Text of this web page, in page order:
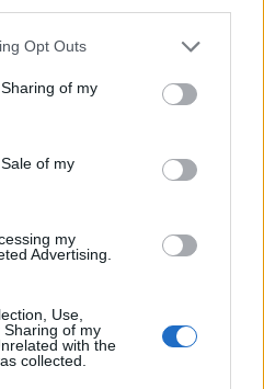
app uses one or more Google
behaviour. You may click to
and its third-party tags to
purposes in below Google
Opt Outs
of my
of my
my
Advertising.
Use,
of my
with the
collected.
a dizájnon. A jó, szép,
szolgáltatások esetében
redizájn
felületei a hét közepén
lenne fair
mélyen
et a Facebookkal. (Már
Aki belép ma az…